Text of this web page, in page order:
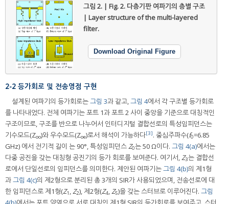
그림 2. | Fig. 2. 다층기판 여파기의 층별 구조
| Layer structure of the multi-layered
filter.
Download Original Figure
2-2 등가회로 및 전송영점 구현
설계된 여파기의 등가회로는그림 3과 같고,그림 4에서 각 구조별 등가회로
를 나타내었다. 전체 여파기는 포트 1과 포트 2 사이 중앙을 기준으로 대칭적인
구조이므로, 구조를 반으로 나누어서 인터디지털 결합선로의 특성임피던스는
기수모드(Zoo)와 우수모드(Zoe)로서 해석이 가능하다[3]. 중심주파수(f0=6.85
GHz) 에서 전기적 길이 는 90°, 특성임피던스Z0는 50 Ω이다. 그림 4(a)에서는
다중 공진을 갖는 대칭형 공진기의 등가 회로를 보여준다. 여기서,Z3는 결합선
로에서 단일선로의 임피던스를 의미한다. 제안된 여파기는그림 4(b)의 제1형
과그림 4(c)의 제2형으로 분리된 총 3개의 SIR가 사용되었으며, 전송선로에 대
한 임피던스로 제1형(Z1 ,Z2), 제2형(Z4,Z5)을 갖는 스터브로 이루어진다. 그림